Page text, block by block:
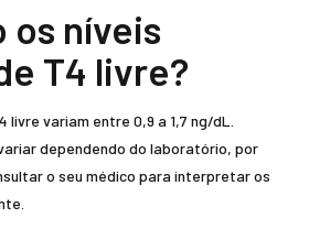
os níveis
T4 livre?
livre variam entre 0,9 a 1,7 ng/dL.
dependendo do laboratório, por
o seu médico para interpretar os